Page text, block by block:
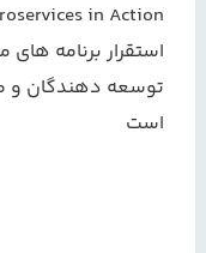
استقرار برنامه
توسعه دهندگان و
است